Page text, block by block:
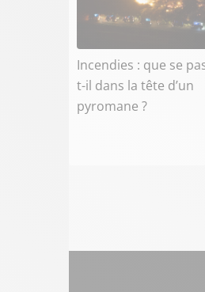
Incendies : que se
t-il dans la tête d’un
pyromane ?